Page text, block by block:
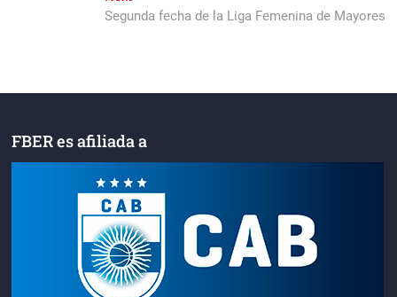
post:
Segunda fecha de la Liga Femenina de Mayores
FBER es afiliada a